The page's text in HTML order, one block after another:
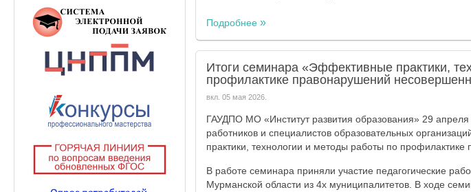
Подробнее
Итоги семинара «Эффективные практики,
профилактике правонарушений
вкл. 05 мая 2026.
ГАУДПО МО «Институт развития образования» 29
работников и специалистов образовательных
практики, технологии и методы работы по
В работе семинара приняли участие педагогические
Мурманской области из 4х муниципалитетов. В ходе